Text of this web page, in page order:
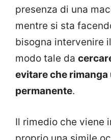
presenza di una
mentre si sta
bisogna intervenire
modo tale da
evitare che rimanga
permanente.
Il rimedio che viene